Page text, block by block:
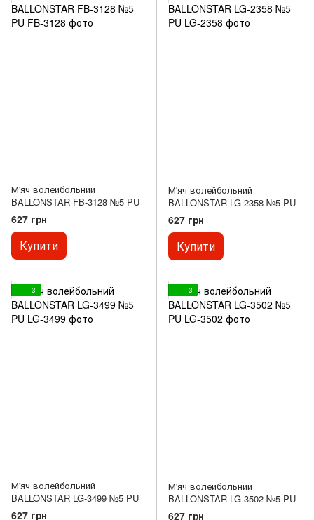
М'яч волейбольний
BALLONSTAR FB-3128 №5 PU
627 грн
Купити
М'яч волейбольний
BALLONSTAR LG-2358 №5 PU
627 грн
Купити
3
М'яч волейбольний
BALLONSTAR LG-3499 №5 PU
627 грн
3
М'яч волейбольний
BALLONSTAR LG-3502 №5 PU
627 грн